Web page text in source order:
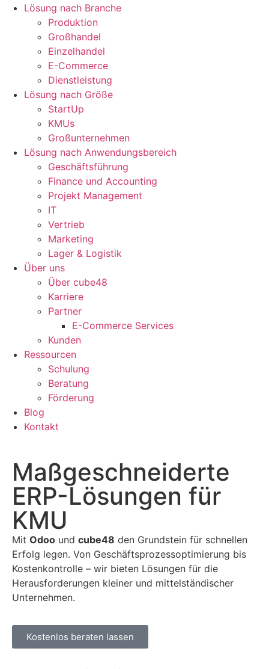
Lösung nach Branche
Produktion
Großhandel
Einzelhandel
E-Commerce
Dienstleistung
Lösung nach Größe
StartUp
KMUs
Großunternehmen
Lösung nach Anwendungsbereich
Geschäftsführung
Finance und Accounting
Projekt Management
IT
Vertrieb
Marketing
Lager & Logistik
Über uns
Über cube48
Karriere
Partner
E-Commerce Services
Kunden
Ressourcen
Schulung
Beratung
Förderung
Blog
Kontakt
Maßgeschneiderte
ERP-Lösungen für
KMU
Mit Odoo und cube48 den Grundstein für schnellen
Erfolg legen. Von Geschäftsprozessoptimierung bis
Kostenkontrolle – wir bieten Lösungen für die
Herausforderungen kleiner und mittelständischer
Unternehmen.
Kostenlos beraten lassen